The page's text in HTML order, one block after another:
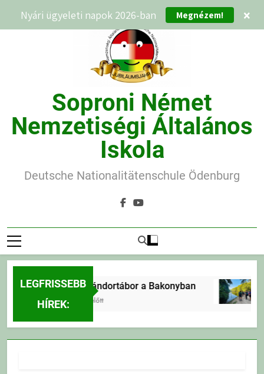
Soproni Német
Nemzetiségi Általános
Iskola
Deutsche Nationalitätenschule Ödenburg
LEGFRISSEBB
HÍREK:
Erdei Vándortábor a Bakonyban
1 Nap Ezelőtt
Nyári ügyeleti napok 2026-ban Megnézem! ×